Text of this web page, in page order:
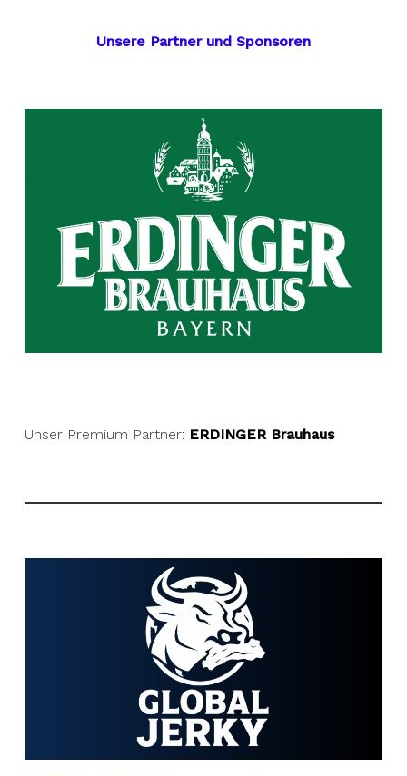
Unsere Partner und Sponsoren
Unser Premium Partner: ERDINGER Brauhaus